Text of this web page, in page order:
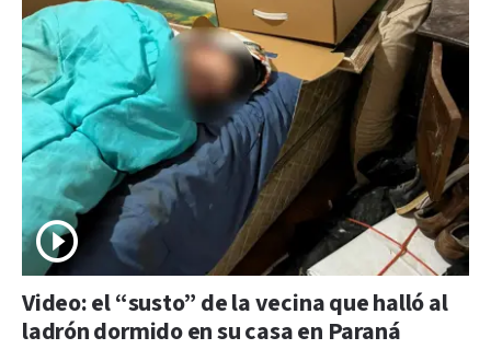
Video: el “susto” de la vecina que halló al
ladrón dormido en su casa en Paraná